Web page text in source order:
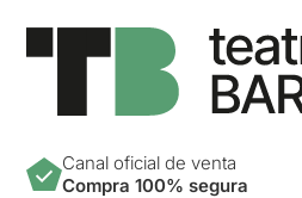
Canal oficial de venta
Compra 100% segura